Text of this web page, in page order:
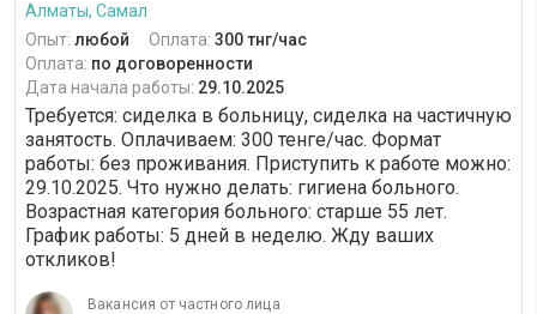
Алматы, Самал
Опыт: любой Оплата: 300 тнг/час
Оплата: по договоренности
Дата начала работы: 29.10.2025
Требуется: сиделка в больницу, сиделка на частичную
занятость. Оплачиваем: 300 тенге/час. Формат
работы: без проживания. Приступить к работе можно:
29.10.2025. Что нужно делать: гигиена больного.
Возрастная категория больного: cтарше 55 лет.
График работы: 5 дней в неделю. Жду ваших
откликов!
Вакансия от частного лица